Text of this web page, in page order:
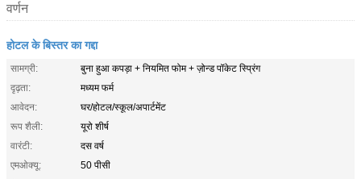
वर्णन
होटल के बिस्तर का गद्दा
सामग्री:
बुना हुआ कपड़ा + नियमित फोम + ज़ोन्ड पॉकेट स्प्रिंग
दृढ़ता:
मध्यम फर्म
आवेदन:
घर/होटल/स्कूल/अपार्टमेंट
रूप शैली:
यूरो शीर्ष
वारंटी:
दस वर्ष
एमओक्यू:
50 पीसी